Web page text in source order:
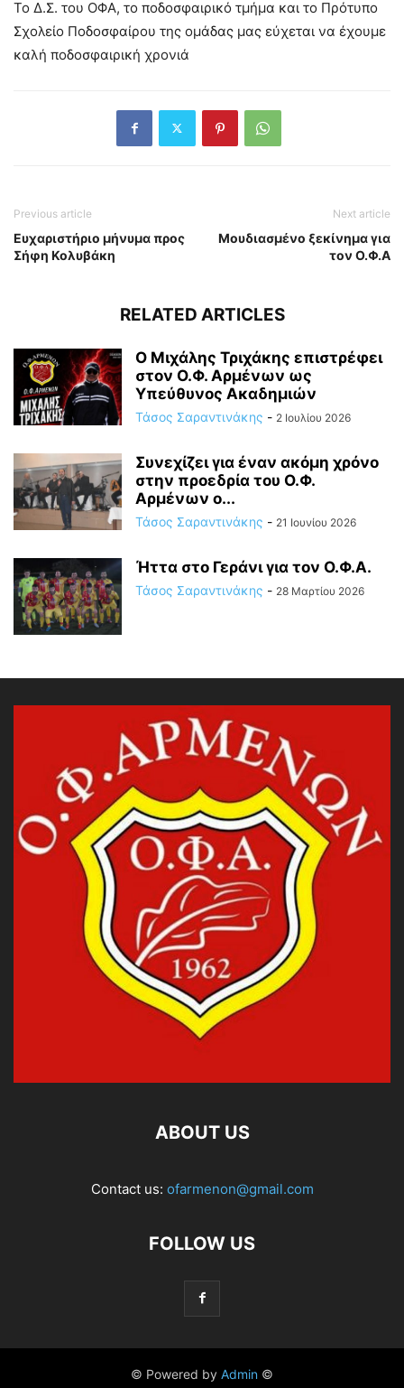
Το Δ.Σ. του ΟΦΑ, το ποδοσφαιρικό τμήμα και το Πρότυπο
Σχολείο Ποδοσφαίρου της ομάδας μας εύχεται να έχουμε
καλή ποδοσφαιρική χρονιά
Previous article
Ευχαριστήριο μήνυμα προς
Σήφη Κολυβάκη
Next article
Μουδιασμένο ξεκίνημα για
τον Ο.Φ.Α
RELATED ARTICLES
Ο Μιχάλης Τριχάκης επιστρέφει
στον Ο.Φ. Αρμένων ως
Υπεύθυνος Ακαδημιών
Τάσος Σαραντινάκης - 2 Ιουλίου 2026
Συνεχίζει για έναν ακόμη χρόνο
στην προεδρία του Ο.Φ.
Αρμένων ο...
Τάσος Σαραντινάκης - 21 Ιουνίου 2026
Ήττα στο Γεράνι για τον Ο.Φ.Α.
Τάσος Σαραντινάκης - 28 Μαρτίου 2026
ABOUT US
Contact us: ofarmenon@gmail.com
FOLLOW US
© Powered by Admin ©